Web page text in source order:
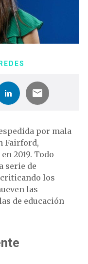
por mala
Fairford,
2019. Todo
serie de
criticando los
las
de educación